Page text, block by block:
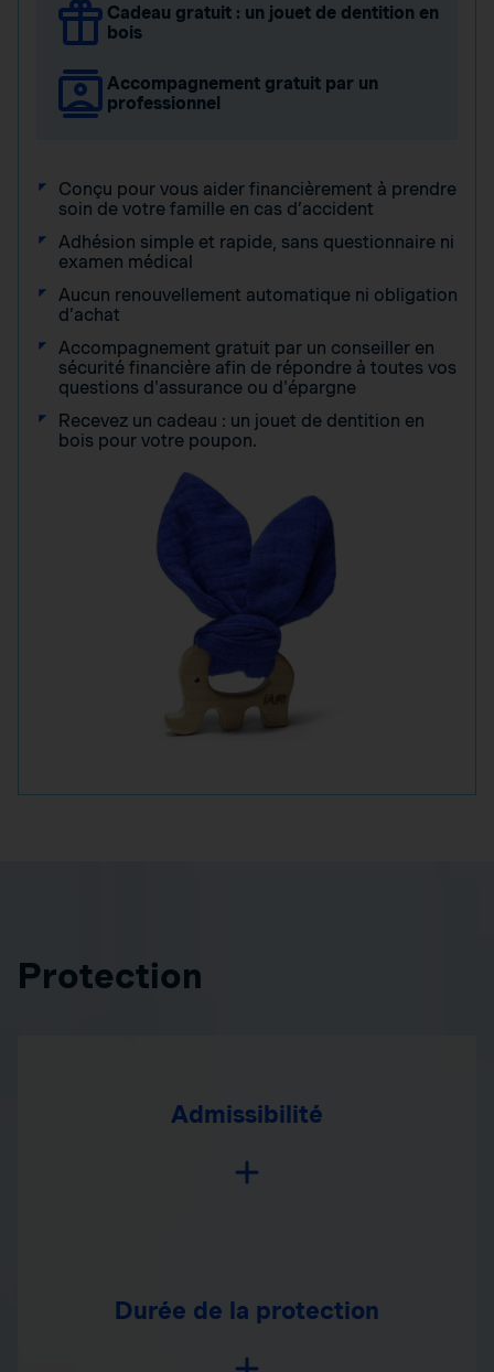
Cadeau gratuit : un jouet de dentition en
bois
Accompagnement gratuit par un
professionnel
Conçu pour vous aider financièrement à prendre
soin de votre famille en cas d’accident
Adhésion simple et rapide, sans questionnaire ni
examen médical
Aucun renouvellement automatique ni obligation
d’achat
Accompagnement gratuit par un conseiller en
sécurité financière afin de répondre à toutes vos
questions d'assurance ou d'épargne
Recevez un cadeau : un jouet de dentition en
bois pour votre poupon.
Protection
Admissibilité
Durée de la protection